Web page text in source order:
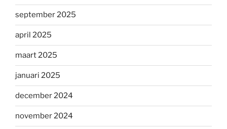
september 2025
april 2025
maart 2025
januari 2025
december 2024
november 2024